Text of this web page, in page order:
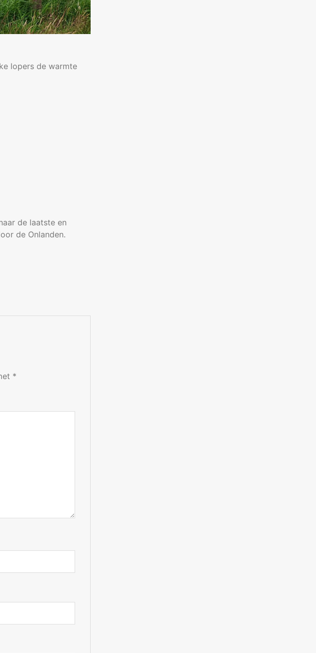
lopers de warmte
de laatste en
de Onlanden.
*